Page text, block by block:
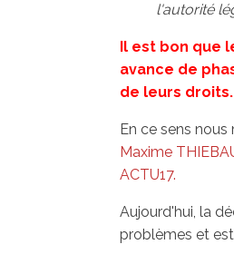
l'autorité
Il est bon que
avance de
de leurs droits.
En ce sens
Maxime
ACTU17.
Aujourd'hui, la
problèmes et est